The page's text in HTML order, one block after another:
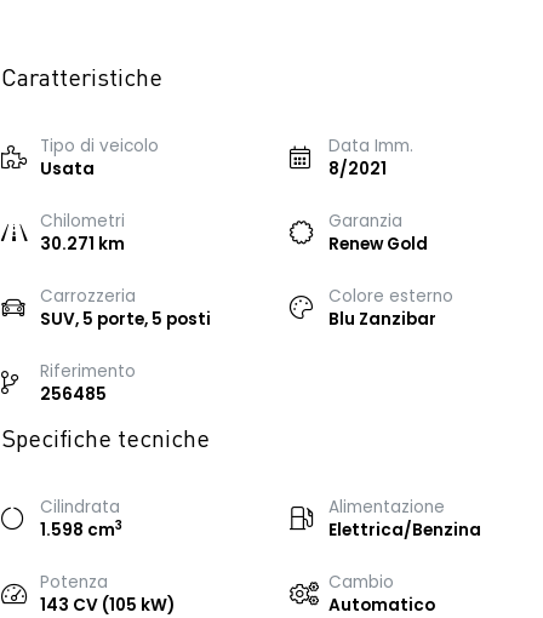
Caratteristiche
Tipo di veicolo
Usata
Data Imm.
8/2021
Chilometri
30.271 km
Garanzia
Renew Gold
Carrozzeria
SUV, 5 porte, 5 posti
Colore esterno
Blu Zanzibar
Riferimento
256485
Specifiche tecniche
Cilindrata
1.598 cm3
Alimentazione
Elettrica/Benzina
Potenza
143 CV (105 kW)
Cambio
Automatico